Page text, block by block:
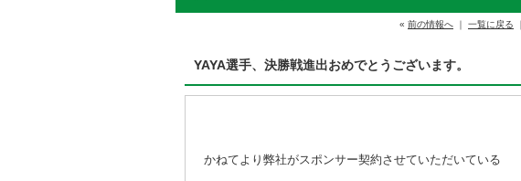
« 前の情報へ ｜ 一覧に戻る
YAYA選手、決勝戦進出おめでとうございます。
かねてより弊社がスポンサー契約させていただいている